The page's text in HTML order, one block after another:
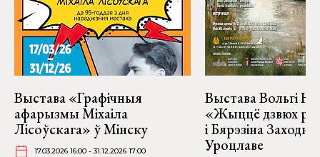
Выстава «Графічныя
афарызмы Міхаіла
Лісоўскага» ў Мінску
17.03.2026 16:00 - 31.12.2026 17:00
Выстава Вольгі
«Жыццё дзвюх
і Бярэзіна
Уроцлаве